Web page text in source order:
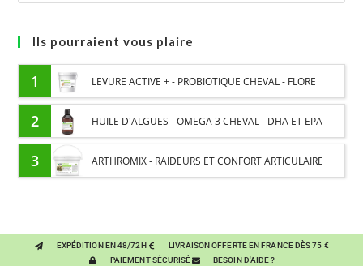
Ils pourraient vous plaire
1 LEVURE ACTIVE + - PROBIOTIQUE CHEVAL - FLORE
INTESTINALE ET DIGESTION
2 HUILE D'ALGUES - OMEGA 3 CHEVAL - DHA ET EPA
3 ARTHROMIX - RAIDEURS ET CONFORT ARTICULAIRE
EXPÉDITION EN 48/72H
LIVRAISON OFFERTE EN FRANCE DÈS 75 €
PAIEMENT SÉCURISÉ
BESOIN D'AIDE ?